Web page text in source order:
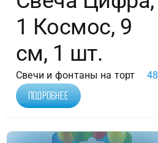
1 Космос, 9
см, 1 шт.
Свечи и фонтаны на торт 48
Подробнее